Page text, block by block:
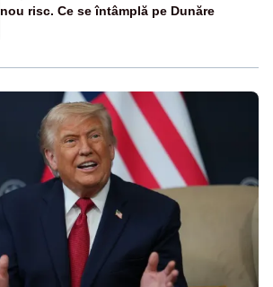
nou risc. Ce se întâmplă pe Dunăre